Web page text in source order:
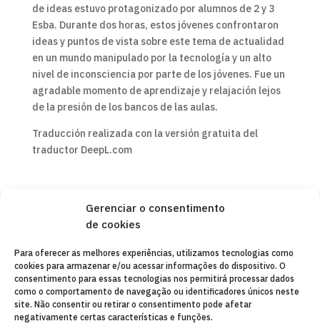
Gerenciar o consentimento
de cookies
Para oferecer as melhores experiências, utilizamos tecnologias como
cookies para armazenar e/ou acessar informações do dispositivo. O
consentimento para essas tecnologias nos permitirá processar dados
como o comportamento de navegação ou identificadores únicos neste
site. Não consentir ou retirar o consentimento pode afetar
negativamente certas características e funções.
de ideas estuvo protagonizado por alumnos de 2 y 3
Esba. Durante dos horas, estos jóvenes confrontaron
ideas y puntos de vista sobre este tema de actualidad
en un mundo manipulado por la tecnología y un alto
nivel de inconsciencia por parte de los jóvenes. Fue un
agradable momento de aprendizaje y relajación lejos
de la presión de los bancos de las aulas.
Traducción realizada con la versión gratuita del
traductor DeepL.com
Copyleft 2025
AVISO LEGAL
POLÍTICA DE PRIVACIDADE